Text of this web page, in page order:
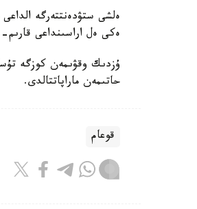
ەلشى ستۋدەنتتەرگە
ەكى ەل اراسىنداعى قارىم-
ۇزدىك وقۋىمەن كوزگە
حاتىمەن ماراپاتتالدى.
قوعام